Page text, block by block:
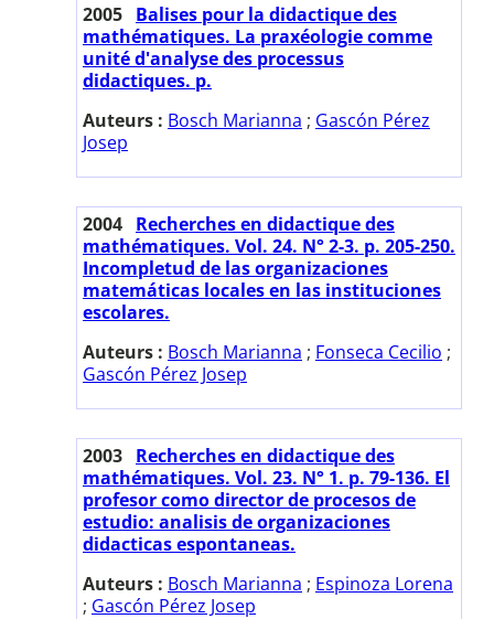
2005 Balises pour la didactique des
mathématiques. La praxéologie comme
unité d'analyse des processus
didactiques. p.
Auteurs : Bosch Marianna ; Gascón Pérez
Josep
2004 Recherches en didactique des
mathématiques. Vol. 24. N° 2-3. p. 205-250.
Incompletud de las organizaciones
matemáticas locales en las instituciones
escolares.
Auteurs : Bosch Marianna ; Fonseca Cecilio ;
Gascón Pérez Josep
2003 Recherches en didactique des
mathématiques. Vol. 23. N° 1. p. 79-136. El
profesor como director de procesos de
estudio: analisis de organizaciones
didacticas espontaneas.
Auteurs : Bosch Marianna ; Espinoza Lorena
; Gascón Pérez Josep